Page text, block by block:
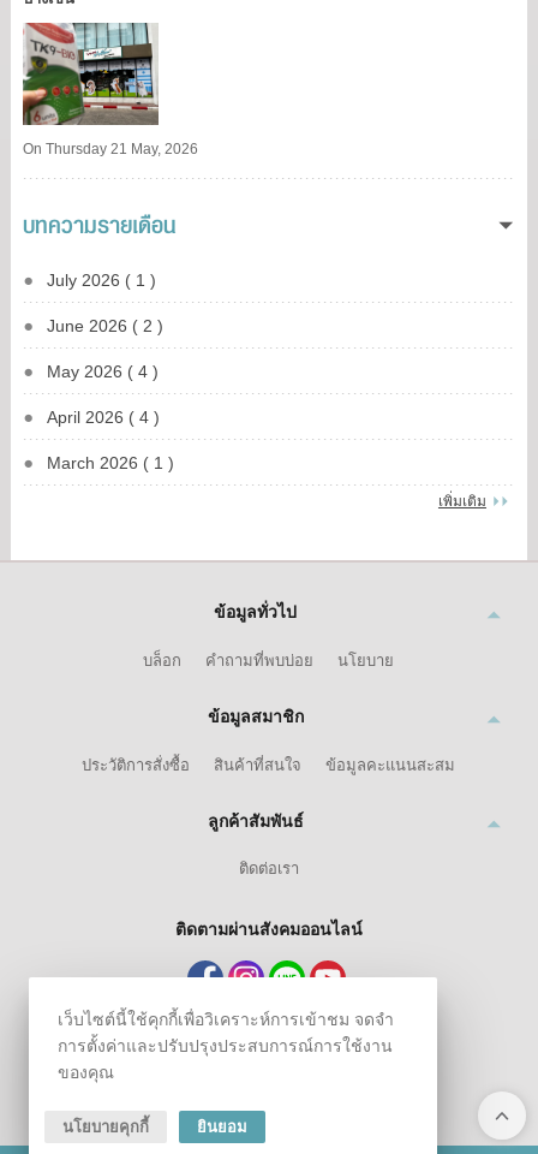
On Thursday 21 May, 2026
บทความรายเดือน
July 2026 ( 1 )
June 2026 ( 2 )
May 2026 ( 4 )
April 2026 ( 4 )
March 2026 ( 1 )
เพิ่มเติม
ข้อมูลทั่วไป
บล็อก คำถามที่พบบ่อย นโยบาย
ข้อมูลสมาชิก
ประวัติการสั่งซื้อ สินค้าที่สนใจ ข้อมูลคะแนนสะสม
ลูกค้าสัมพันธ์
ติดต่อเรา
ติดตามผ่านสังคมออนไลน์
เว็บไซต์นี้ใช้คุกกี้เพื่อวิเคราะห์การเข้าชม จดจำ
การตั้งค่าและปรับปรุงประสบการณ์การใช้งาน
ของคุณ
นโยบายคุกกี้ ยินยอม